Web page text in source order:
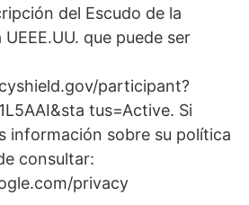
del Escudo de la
que puede ser
participant?
tus=Active. Si
información sobre su política
consultar:
privacy